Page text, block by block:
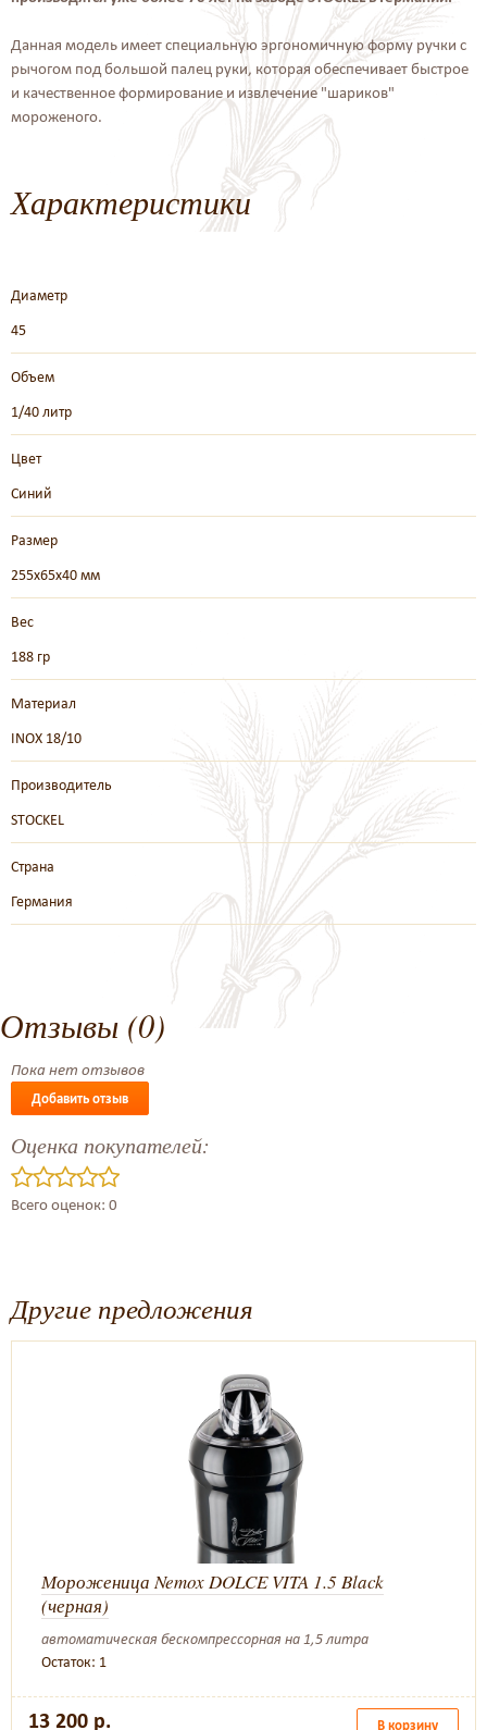
Данная модель имеет специальную эргономичную форму ручки с
рычогом под большой палец руки, которая обеспечивает быстрое
и качественное формирование и извлечение "шариков"
мороженого.
Характеристики
Диаметр
45
Объем
1/40 литр
Цвет
Синий
Размер
255х65х40 мм
Вес
188 гр
Материал
INOX 18/10
Производитель
STOCKEL
Страна
Германия
Отзывы (0)
Пока нет отзывов
Добавить отзыв
Оценка покупателей:
Всего оценок: 0
Другие предложения
Мороженица Nemox DOLCE VITA 1.5 Black
(черная)
автоматическая бескомпрессорная на 1,5 литра
Остаток: 1
13 200 р. В корзину